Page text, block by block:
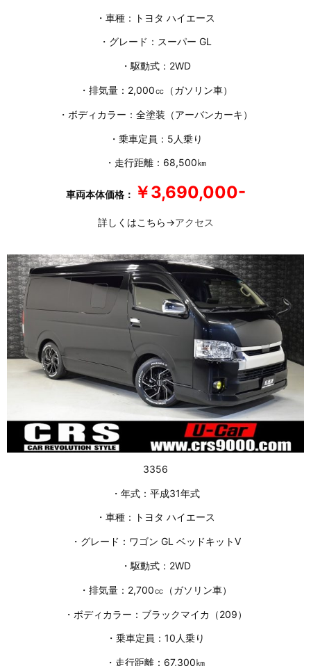
・車種：トヨタ ハイエース
・グレード：スーパー GL
・駆動式：2WD
・排気量：2,000㏄（ガソリン車）
・ボディカラー：全塗装（アーバンカーキ）
・乗車定員：5人乗り
・走行距離：68,500㎞
車両本体価格： ￥3,690,000-
詳しくはこちら→アクセス
3356
・年式：平成31年式
・車種：トヨタ ハイエース
・グレード：ワゴン GL ベッドキットⅤ
・駆動式：2WD
・排気量：2,700㏄（ガソリン車）
・ボディカラー：ブラックマイカ（209）
・乗車定員：10人乗り
・走行距離：67,300㎞